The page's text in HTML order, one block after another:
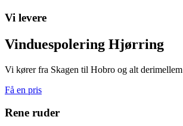
Vi levere
Vinduespolering Hjørring
Vi kører fra Skagen til Hobro og alt derimellem
Få en pris
Rene ruder